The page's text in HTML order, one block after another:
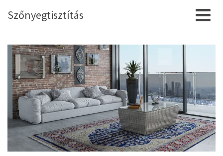
Szőnyegtisztítás